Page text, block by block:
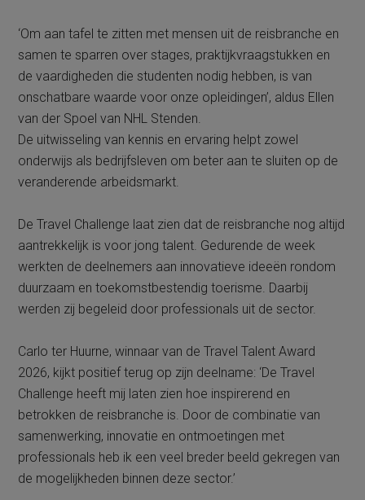
‘Om aan tafel te zitten met mensen uit de reisbranche en
samen te sparren over stages, praktijkvraagstukken en
de vaardigheden die studenten nodig hebben, is van
onschatbare waarde voor onze opleidingen’, aldus Ellen
van der Spoel van NHL Stenden.
De uitwisseling van kennis en ervaring helpt zowel
onderwijs als bedrijfsleven om beter aan te sluiten op de
veranderende arbeidsmarkt.
De Travel Challenge laat zien dat de reisbranche nog altijd
aantrekkelijk is voor jong talent. Gedurende de week
werkten de deelnemers aan innovatieve ideeën rondom
duurzaam en toekomstbestendig toerisme. Daarbij
werden zij begeleid door professionals uit de sector.
Carlo ter Huurne, winnaar van de Travel Talent Award
2026, kijkt positief terug op zijn deelname: ‘De Travel
Challenge heeft mij laten zien hoe inspirerend en
betrokken de reisbranche is. Door de combinatie van
samenwerking, innovatie en ontmoetingen met
professionals heb ik een veel breder beeld gekregen van
de mogelijkheden binnen deze sector.’